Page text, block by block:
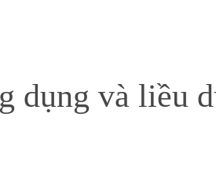
dụng và liều